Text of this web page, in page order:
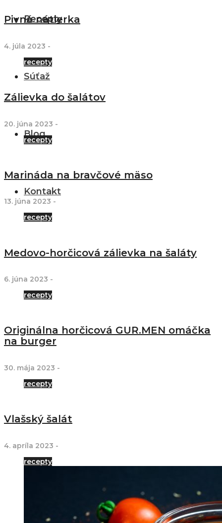
Recepty
Súťaž
Blog
Kontakt
Pivná nátierka
4. júla 2023 -
recepty
Zálievka do šalátov
20. júna 2023 -
recepty
Marináda na bravčové mäso
13. júna 2023 -
recepty
Medovo-horčicová zálievka na šaláty
6. júna 2023 -
recepty
Originálna horčicová GUR.MEN omáčka
na burger
30. mája 2023 -
recepty
Vlašský šalát
4. apríla 2023 -
recepty